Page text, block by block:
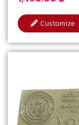
Customize